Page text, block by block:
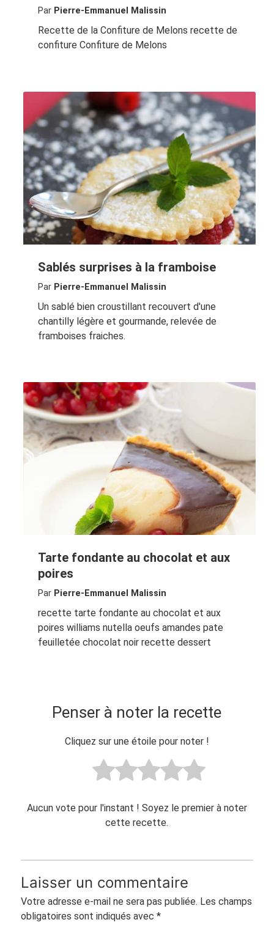
Par Pierre-Emmanuel Malissin
Recette de la Confiture de Melons recette de
confiture Confiture de Melons
Sablés surprises à la framboise
Par Pierre-Emmanuel Malissin
Un sablé bien croustillant recouvert d'une
chantilly légère et gourmande, relevée de
framboises fraiches.
Tarte fondante au chocolat et aux
poires
Par Pierre-Emmanuel Malissin
recette tarte fondante au chocolat et aux
poires williams nutella oeufs amandes pate
feuilletée chocolat noir recette dessert
Penser à noter la recette
Cliquez sur une étoile pour noter !
Aucun vote pour l'instant ! Soyez le premier à noter
cette recette.
Laisser un commentaire
Votre adresse e-mail ne sera pas publiée. Les champs
obligatoires sont indiqués avec *